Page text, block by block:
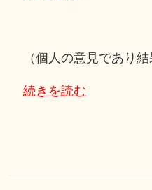
（個人の意見であり
続きを読む